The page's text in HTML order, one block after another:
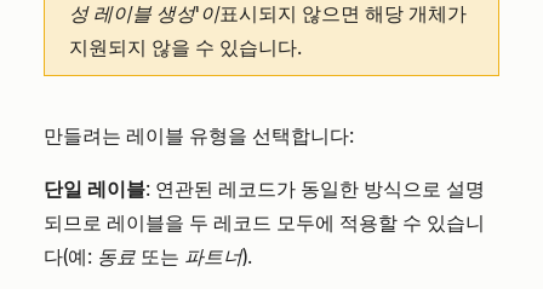
성 레이블 생성'이표시되지 않으면 해당 개체가
지원되지 않을 수 있습니다.
만들려는 레이블 유형을 선택합니다:
단일 레이블: 연관된 레코드가 동일한 방식으로 설명
되므로 레이블을 두 레코드 모두에 적용할 수 있습니
다(예: 동료 또는 파트너).